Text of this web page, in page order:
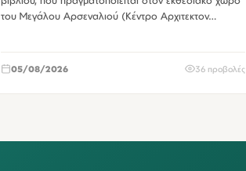
του Μεγάλου Αρσεναλιού (Κέντρο Αρχιτεκτον…
05/08/2026 36 προβολές